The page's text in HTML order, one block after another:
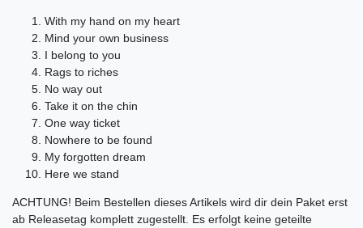
With my hand on my heart
Mind your own business
I belong to you
Rags to riches
No way out
Take it on the chin
One way ticket
Nowhere to be found
My forgotten dream
Here we stand
ACHTUNG! Beim Bestellen dieses Artikels wird dir dein Paket erst
ab Releasetag komplett zugestellt. Es erfolgt keine geteilte